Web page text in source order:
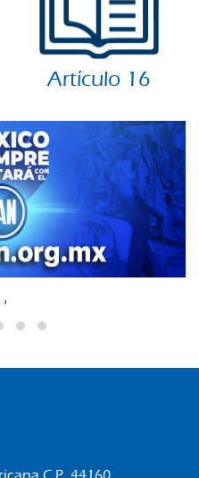
Artículo 16
›